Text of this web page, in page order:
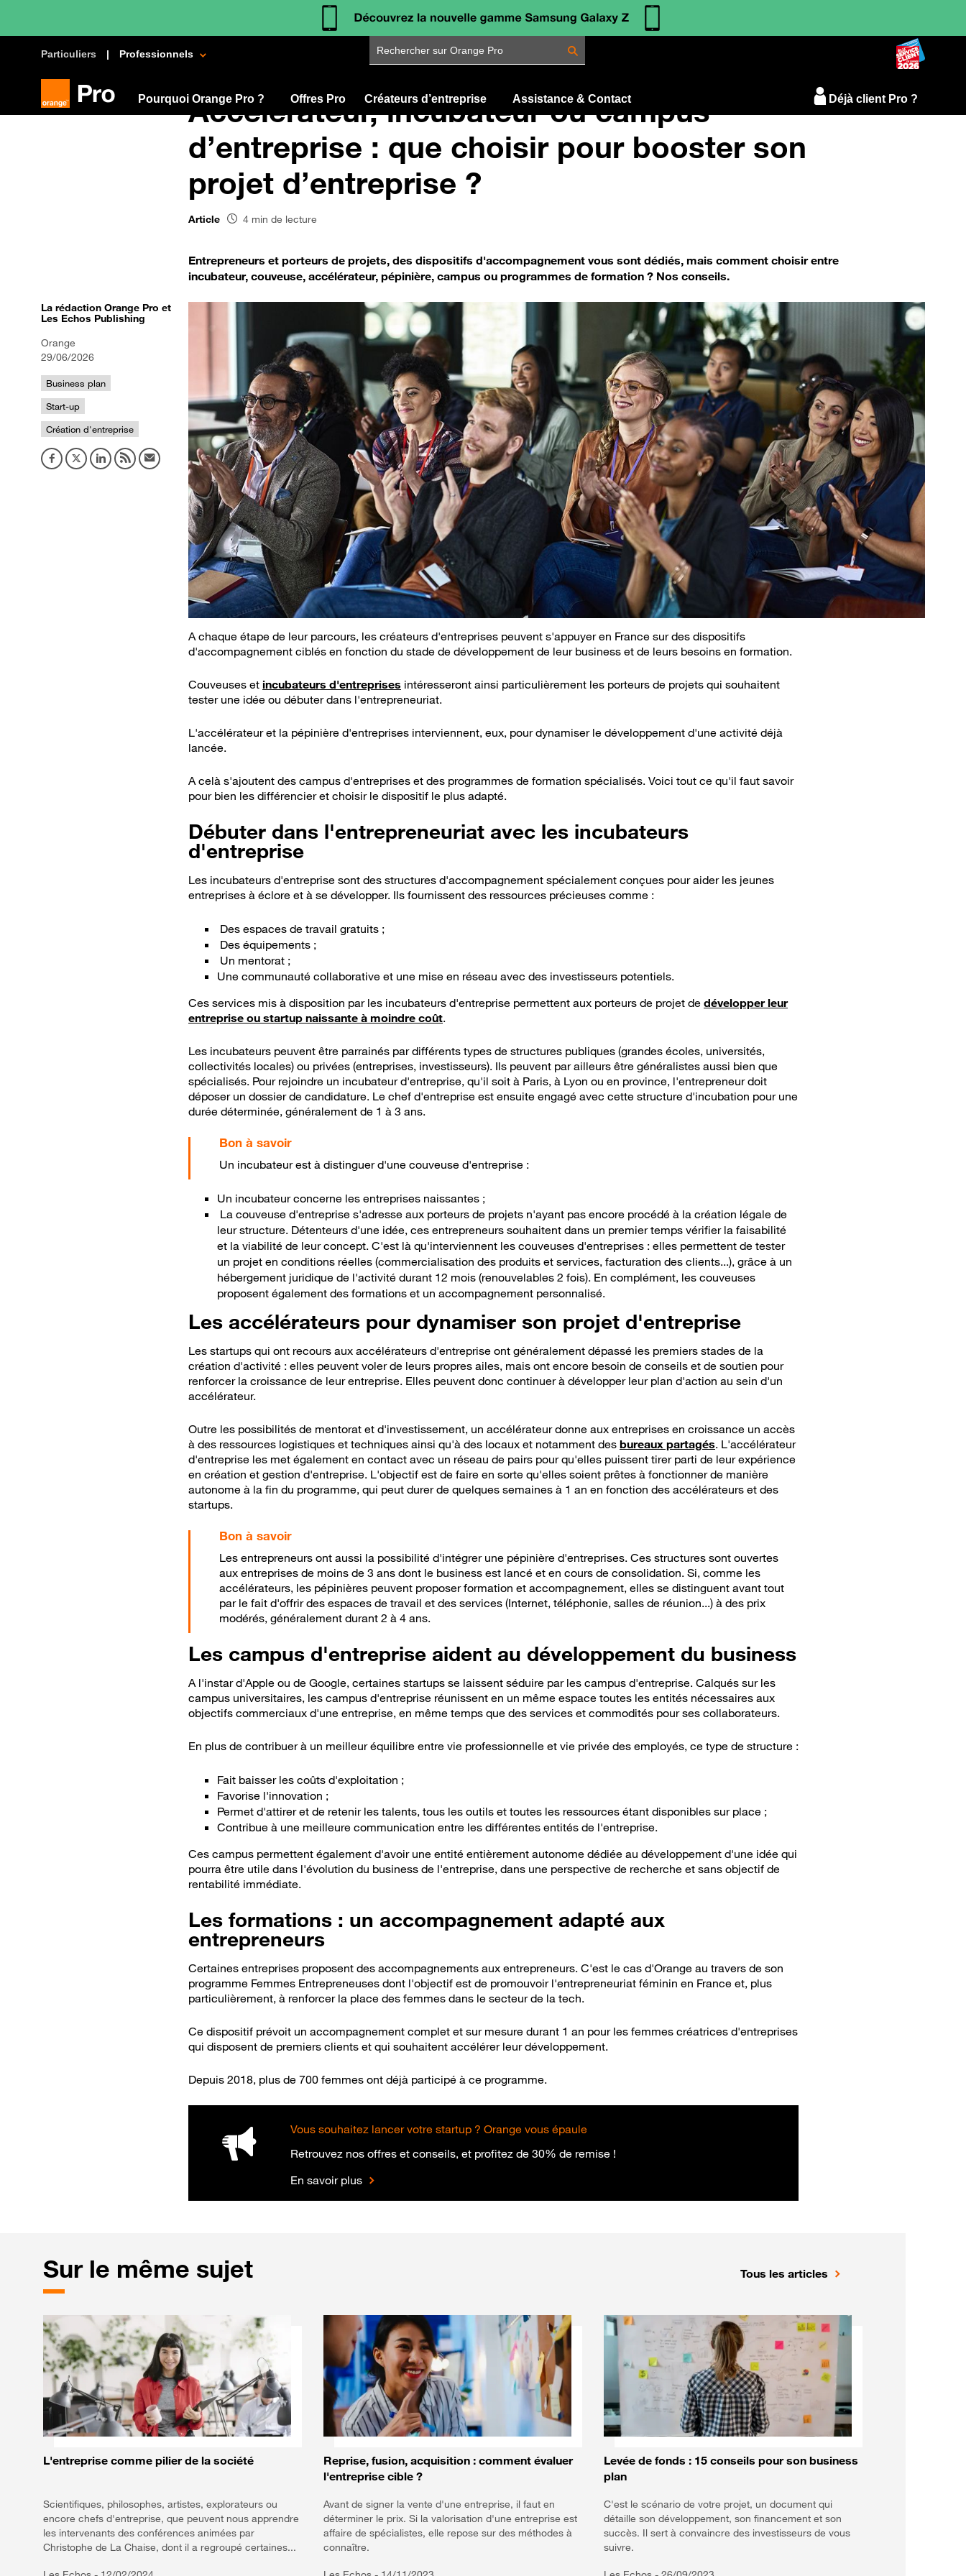
Particuliers Professionnels
Rechercher sur Orange Pro
Pourquoi Orange Pro ? Offres Pro Créateurs d’entreprise Assistance & Contact Déjà client Pro ?
Accélérateur, incubateur ou campus
d’entreprise : que choisir pour booster son
projet d’entreprise ?
Article 4 min de lecture
Entrepreneurs et porteurs de projets, des dispositifs d'accompagnement vous sont dédiés, mais comment choisir entre
incubateur, couveuse, accélérateur, pépinière, campus ou programmes de formation ? Nos conseils.
La rédaction Orange Pro et
Les Echos Publishing
Orange
29/06/2026
Business plan
Start-up
Création d'entreprise
A chaque étape de leur parcours, les créateurs d'entreprises peuvent s'appuyer en France sur des dispositifs
d'accompagnement ciblés en fonction du stade de développement de leur business et de leurs besoins en formation.
Couveuses et incubateurs d'entreprises intéresseront ainsi particulièrement les porteurs de projets qui souhaitent
tester une idée ou débuter dans l'entrepreneuriat.
L'accélérateur et la pépinière d'entreprises interviennent, eux, pour dynamiser le développement d'une activité déjà
lancée.
A celà s'ajoutent des campus d'entreprises et des programmes de formation spécialisés. Voici tout ce qu'il faut savoir
pour bien les différencier et choisir le dispositif le plus adapté.
Débuter dans l'entrepreneuriat avec les incubateurs
d'entreprise
Les incubateurs d'entreprise sont des structures d'accompagnement spécialement conçues pour aider les jeunes
entreprises à éclore et à se développer. Ils fournissent des ressources précieuses comme :
Des espaces de travail gratuits ;
Des équipements ;
Un mentorat ;
Une communauté collaborative et une mise en réseau avec des investisseurs potentiels.
Ces services mis à disposition par les incubateurs d'entreprise permettent aux porteurs de projet de développer leur
entreprise ou startup naissante à moindre coût.
Les incubateurs peuvent être parrainés par différents types de structures publiques (grandes écoles, universités,
collectivités locales) ou privées (entreprises, investisseurs). Ils peuvent par ailleurs être généralistes aussi bien que
spécialisés. Pour rejoindre un incubateur d'entreprise, qu'il soit à Paris, à Lyon ou en province, l'entrepreneur doit
déposer un dossier de candidature. Le chef d'entreprise est ensuite engagé avec cette structure d'incubation pour une
durée déterminée, généralement de 1 à 3 ans.
Un incubateur est à distinguer d'une couveuse d'entreprise :
Un incubateur concerne les entreprises naissantes ;
La couveuse d'entreprise s'adresse aux porteurs de projets n'ayant pas encore procédé à la création légale de
leur structure. Détenteurs d'une idée, ces entrepreneurs souhaitent dans un premier temps vérifier la faisabilité
et la viabilité de leur concept. C'est là qu'interviennent les couveuses d'entreprises : elles permettent de tester
un projet en conditions réelles (commercialisation des produits et services, facturation des clients...), grâce à un
hébergement juridique de l'activité durant 12 mois (renouvelables 2 fois). En complément, les couveuses
proposent également des formations et un accompagnement personnalisé.
Les accélérateurs pour dynamiser son projet d'entreprise
Les startups qui ont recours aux accélérateurs d'entreprise ont généralement dépassé les premiers stades de la
création d'activité : elles peuvent voler de leurs propres ailes, mais ont encore besoin de conseils et de soutien pour
renforcer la croissance de leur entreprise. Elles peuvent donc continuer à développer leur plan d'action au sein d'un
accélérateur.
Outre les possibilités de mentorat et d'investissement, un accélérateur donne aux entreprises en croissance un accès
à des ressources logistiques et techniques ainsi qu'à des locaux et notamment des bureaux partagés. L'accélérateur
d'entreprise les met également en contact avec un réseau de pairs pour qu'elles puissent tirer parti de leur expérience
en création et gestion d'entreprise. L'objectif est de faire en sorte qu'elles soient prêtes à fonctionner de manière
autonome à la fin du programme, qui peut durer de quelques semaines à 1 an en fonction des accélérateurs et des
startups.
Bon à savoir
Les entrepreneurs ont aussi la possibilité d'intégrer une pépinière d'entreprises. Ces structures sont ouvertes
aux entreprises de moins de 3 ans dont le business est lancé et en cours de consolidation. Si, comme les
accélérateurs, les pépinières peuvent proposer formation et accompagnement, elles se distinguent avant tout
par le fait d'offrir des espaces de travail et des services (Internet, téléphonie, salles de réunion...) à des prix
modérés, généralement durant 2 à 4 ans.
Les campus d'entreprise aident au développement du business
A l'instar d'Apple ou de Google, certaines startups se laissent séduire par les campus d'entreprise. Calqués sur les
campus universitaires, les campus d'entreprise réunissent en un même espace toutes les entités nécessaires aux
objectifs commerciaux d'une entreprise, en même temps que des services et commodités pour ses collaborateurs.
En plus de contribuer à un meilleur équilibre entre vie professionnelle et vie privée des employés, ce type de structure :
Fait baisser les coûts d'exploitation ;
Favorise l'innovation ;
Permet d'attirer et de retenir les talents, tous les outils et toutes les ressources étant disponibles sur place ;
Contribue à une meilleure communication entre les différentes entités de l'entreprise.
Ces campus permettent également d'avoir une entité entièrement autonome dédiée au développement d'une idée qui
pourra être utile dans l'évolution du business de l'entreprise, dans une perspective de recherche et sans objectif de
rentabilité immédiate.
Les formations : un accompagnement adapté aux
entrepreneurs
Certaines entreprises proposent des accompagnements aux entrepreneurs. C'est le cas d'Orange au travers de son
programme Femmes Entrepreneuses dont l'objectif est de promouvoir l'entrepreneuriat féminin en France et, plus
particulièrement, à renforcer la place des femmes dans le secteur de la tech.
Ce dispositif prévoit un accompagnement complet et sur mesure durant 1 an pour les femmes créatrices d'entreprises
qui disposent de premiers clients et qui souhaitent accélérer leur développement.
Depuis 2018, plus de 700 femmes ont déjà participé à ce programme.
Vous souhaitez lancer votre startup ? Orange vous épaule
Retrouvez nos offres et conseils, et profitez de 30% de remise !
En savoir plus
Sur le même sujet Tous les articles
L'entreprise comme pilier de la société
Scientifiques, philosophes, artistes, explorateurs ou
encore chefs d'entreprise, que peuvent nous apprendre
les intervenants des conférences animées par
Christophe de La Chaise, dont il a regroupé certaines...
Reprise, fusion, acquisition : comment évaluer
l'entreprise cible ?
Avant de signer la vente d'une entreprise, il faut en
déterminer le prix. Si la valorisation d'une entreprise est
affaire de spécialistes, elle repose sur des méthodes à
connaître.
Levée de fonds : 15 conseils pour son business
plan
C'est le scénario de votre projet, un document qui
détaille son développement, son financement et son
succès. Il sert à convaincre des investisseurs de vous
suivre.